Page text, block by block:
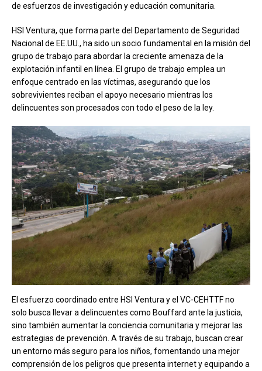
de esfuerzos de investigación y educación comunitaria.
HSI Ventura, que forma parte del Departamento de Seguridad
Nacional de EE.UU., ha sido un socio fundamental en la misión del
grupo de trabajo para abordar la creciente amenaza de la
explotación infantil en línea. El grupo de trabajo emplea un
enfoque centrado en las víctimas, asegurando que los
sobrevivientes reciban el apoyo necesario mientras los
delincuentes son procesados con todo el peso de la ley.
El esfuerzo coordinado entre HSI Ventura y el VC-CEHTTF no
solo busca llevar a delincuentes como Bouffard ante la justicia,
sino también aumentar la conciencia comunitaria y mejorar las
estrategias de prevención. A través de su trabajo, buscan crear
un entorno más seguro para los niños, fomentando una mejor
comprensión de los peligros que presenta internet y equipando a